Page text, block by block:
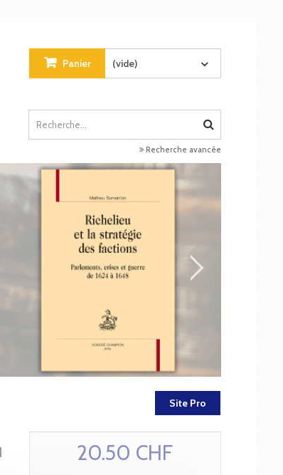
Panier (vide)
Recherche avancée
Site Pro
20.50 CHF